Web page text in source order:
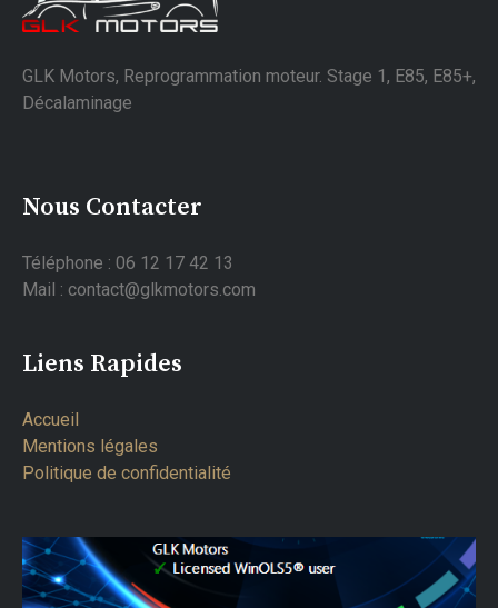
GLK Motors, Reprogrammation moteur. Stage 1, E85, E85+,
Décalaminage
Nous Contacter
Téléphone : 06 12 17 42 13
Mail : contact@glkmotors.com
Liens Rapides
Accueil
Mentions légales
Politique de confidentialité